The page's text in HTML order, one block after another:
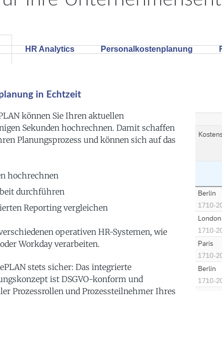
HR Analytics Personalkostenplanung
in Echtzeit
können Sie Ihren aktuellen
Sekunden hochrechnen. Damit schaffen
Planungsprozess und können sich auf das
hochrechnen
durchführen
Reporting vergleichen
operativen HR-Systemen, wie
Workday verarbeiten.
stets sicher: Das integrierte
ist DSGVO-konform und
Prozessrollen und Prozessteilnehmer Ihres